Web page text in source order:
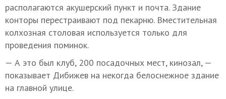
располагаются акушерский пункт и почта. Здание
конторы перестраивают под пекарню. Вместительная
колхозная столовая используется только для
проведения поминок.
— А это был клуб, 200 посадочных мест, кинозал, —
показывает Дибижев на некогда белоснежное здание
на главной улице.